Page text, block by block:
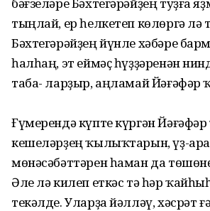
тыңлай, ер һелкетеп көлөргә лә
Бәхтегәрәйҙең йүнле хәбәре
һалһаң, эт еймәҫ һүҙҙәренән
таба- ларҙыр, аңламай Йәғәфәр
Ғүмерендә күпте күргән
кешеләрҙең ҡылыҡтарын, үҙ-ара
мөнәсәбәттәрен һаман да
Әле лә килеп еткәс тә һәр
текәлде. Уларҙа йәлләү, хәсрәт